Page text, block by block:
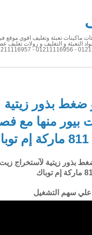
ماكينات تعبئة وتغليف اقوي موقع
التعبئة و التغليف و رولات
بذور زيتية
بيور منها مع
بذور زيتية لآستخراج زيت
علي سهم التشغيل